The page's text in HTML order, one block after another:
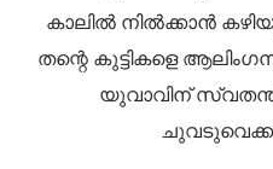
കാലിൽ നിൽക്കാൻ
തന്റെ കുട്ടികളെ
യുവാവിന്